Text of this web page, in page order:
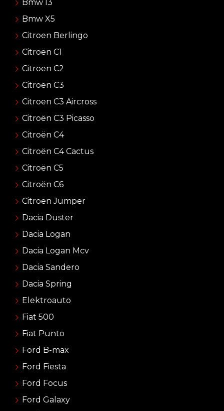
Bmw I3
Bmw X5
Citroen Berlingo
Citroën C1
Citroen C2
Citroën C3
Citroen C3 Aircross
Citroën C3 Picasso
Citroën C4
Citroën C4 Cactus
Citroën C5
Citroën C6
Citroën Jumper
Dacia Duster
Dacia Logan
Dacia Logan Mcv
Dacia Sandero
Dacia Spring
Elektroauto
Fiat 500
Fiat Punto
Ford B-max
Ford Fiesta
Ford Focus
Ford Galaxy